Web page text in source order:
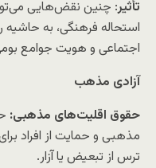
تأثیر: چنین نقض‌هایی
استحاله فرهنگی، به
اجتماعی و هویت جوامع بومی
آزادی مذهب
حقوق اقلیت‌های مذهبی:
مذهبی و حمایت از افراد
ترس از تبعیض یا آزار.